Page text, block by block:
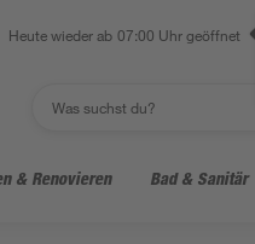
Heute wieder ab 07:00 Uhr geöffnet
& Renovieren Bad & Sanitär